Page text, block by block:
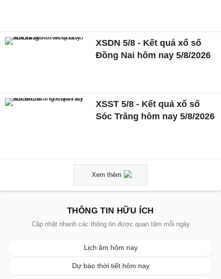
XSDN 5/8 - Kết quả xổ số
Đồng Nai hôm nay 5/8/2026
XSST 5/8 - Kết quả xổ số
Sóc Trăng hôm nay 5/8/2026
Xem thêm
THÔNG TIN HỮU ÍCH
Cập nhật nhanh các thông tin được quan tâm mỗi ngày
Lịch âm hôm nay
Dự báo thời tiết hôm nay